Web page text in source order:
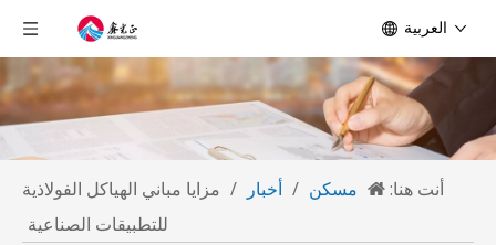
العربية
أنت هنا: مسكن / أخبار / مزايا مباني الهياكل الفولاذية
للتطبيقات الصناعية